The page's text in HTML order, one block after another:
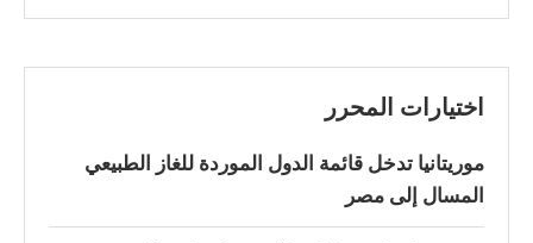
اختيارات المحرر
موريتانيا تدخل قائمة الدول الموردة للغاز الطبيعي
المسال إلى مصر